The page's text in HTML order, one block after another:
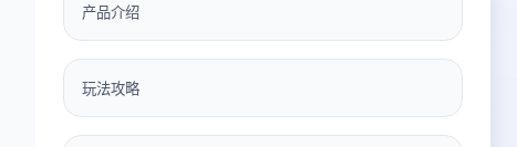
产品介绍
玩法攻略